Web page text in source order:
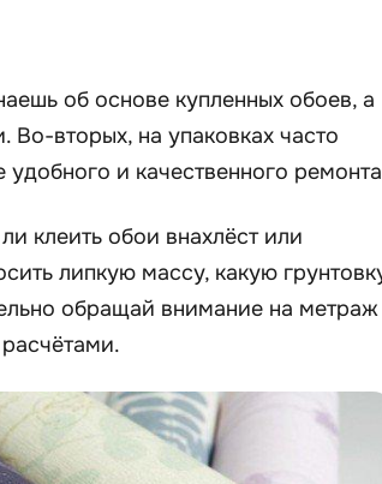
об основе купленных обоев, а
вторых, на упаковках часто
и качественного
клеить обои внахлёст или
липкую массу, какую
обращай внимание на метраж